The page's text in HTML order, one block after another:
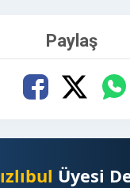
Paylaş
Üyesi